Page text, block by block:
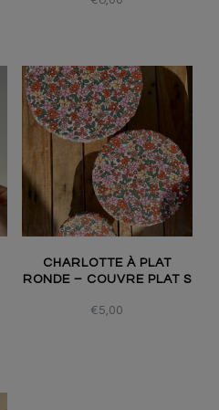
CHARLOTTE À PLAT
RONDE – COUVRE PLAT S
€5,00